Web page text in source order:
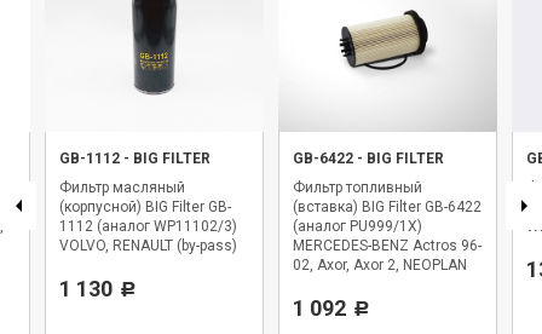
GB-1112 - BIG FILTER
Фильтр масляный
(корпусной) BIG Filter GB-
1112 (аналог WP11102/3)
VOLVO, RENAULT (by-pass)
1 130 Р
GB-6422 - BIG FILTER
Фильтр топливный
(вставка) BIG Filter GB-6422
(аналог PU999/1X)
MERCEDES-BENZ Actros 96-
02, Axor, Axor 2, NEOPLAN
1 092 Р